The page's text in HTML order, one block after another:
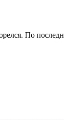
По